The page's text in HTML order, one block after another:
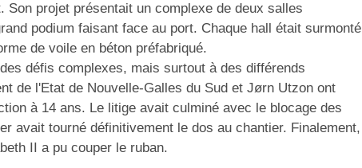
Son projet présentait un complexe de deux salles
podium faisant face au port. Chaque hall était surmonté
de voile en béton préfabriqué.
défis complexes, mais surtout à des différends
de l'Etat de Nouvelle-Galles du Sud et Jørn Utzon ont
à 14 ans. Le litige avait culminé avec le blocage des
avait tourné définitivement le dos au chantier. Finalement,
II a pu couper le ruban.